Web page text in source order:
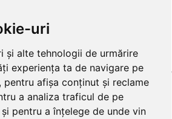
uri
și alte tehnologii de urmărire
experiența ta de navigare pe
afișa conținut și reclame
a analiza traficul de pe
pentru a înțelege de unde vin